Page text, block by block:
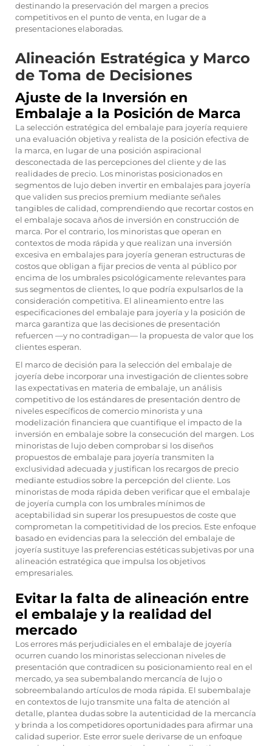
destinando la preservación del margen a precios
competitivos en el punto de venta, en lugar de a
presentaciones elaboradas.
Alineación Estratégica y Marco
de Toma de Decisiones
Ajuste de la Inversión en
Embalaje a la Posición de Marca
La selección estratégica del embalaje para joyería requiere
una evaluación objetiva y realista de la posición efectiva de
la marca, en lugar de una posición aspiracional
desconectada de las percepciones del cliente y de las
realidades de precio. Los minoristas posicionados en
segmentos de lujo deben invertir en embalajes para joyería
que validen sus precios premium mediante señales
tangibles de calidad, comprendiendo que recortar costos en
el embalaje socava años de inversión en construcción de
marca. Por el contrario, los minoristas que operan en
contextos de moda rápida y que realizan una inversión
excesiva en embalajes para joyería generan estructuras de
costos que obligan a fijar precios de venta al público por
encima de los umbrales psicológicamente relevantes para
sus segmentos de clientes, lo que podría expulsarlos de la
consideración competitiva. El alineamiento entre las
especificaciones del embalaje para joyería y la posición de
marca garantiza que las decisiones de presentación
refuercen —y no contradigan— la propuesta de valor que los
clientes esperan.
El marco de decisión para la selección del embalaje de
joyería debe incorporar una investigación de clientes sobre
las expectativas en materia de embalaje, un análisis
competitivo de los estándares de presentación dentro de
niveles específicos de comercio minorista y una
modelización financiera que cuantifique el impacto de la
inversión en embalaje sobre la consecución del margen. Los
minoristas de lujo deben comprobar si los diseños
propuestos de embalaje para joyería transmiten la
exclusividad adecuada y justifican los recargos de precio
mediante estudios sobre la percepción del cliente. Los
minoristas de moda rápida deben verificar que el embalaje
de joyería cumpla con los umbrales mínimos de
aceptabilidad sin superar los presupuestos de coste que
comprometan la competitividad de los precios. Este enfoque
basado en evidencias para la selección del embalaje de
joyería sustituye las preferencias estéticas subjetivas por una
alineación estratégica que impulsa los objetivos
empresariales.
Evitar la falta de alineación entre
el embalaje y la realidad del
mercado
Los errores más perjudiciales en el embalaje de joyería
ocurren cuando los minoristas seleccionan niveles de
presentación que contradicen su posicionamiento real en el
mercado, ya sea subembalando mercancía de lujo o
sobreembalando artículos de moda rápida. El subembalaje
en contextos de lujo transmite una falta de atención al
detalle, plantea dudas sobre la autenticidad de la mercancía
y brinda a los competidores oportunidades para afirmar una
calidad superior. Este error suele derivarse de un enfoque